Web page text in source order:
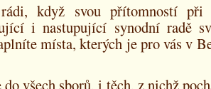
když svou přítomností při
i nastupující synodní radě
místa, kterých je pro vás v
do všech sborů, i těch, z nichž